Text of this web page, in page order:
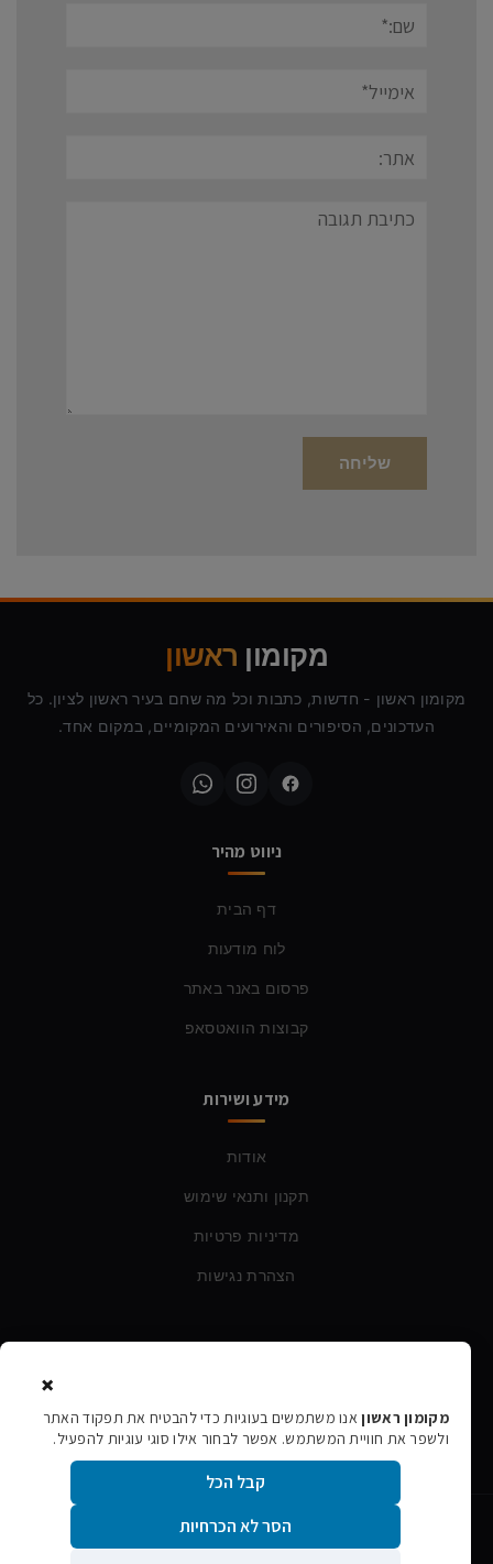
תגובה
מקומון ראשון
מקומון ראשון - חדשות, כתבות וכל מה שחם בעיר ראשון לציון. כל
העדכונים, הסיפורים והאירועים המקומיים, במקום אחד.
ניווט מהיר
דף הבית
לוח מודעות
פרסום באנר באתר
קבוצות הוואטסאפ
מידע ושירות
אודות
תקנון ותנאי שימוש
מדיניות פרטיות
הצהרת נגישות
צרו קשר
אימייל: rishon106@gmail.com
מקומון ראשון · כל הזכויות שמורות
×
מקומון ראשוןאנו משתמשים בעוגיות כדי להבטיח את תפקוד האתר
ולשפר את חוויית המשתמש. אפשר לבחור אילו סוגי עוגיות להפעיל.
קבל הכל
הסר לא הכרחיות